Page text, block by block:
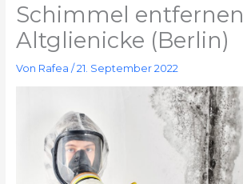
Schimmel entfernen
Altglienicke (Berlin)
Von Rafea /21. September 2022